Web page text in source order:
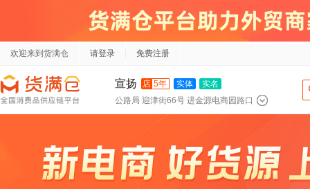
欢迎来到货满仓 请登录 免费注册
宣扬 店 5年 实体
实名
公路局 迎津街66号 进金源电商园路口